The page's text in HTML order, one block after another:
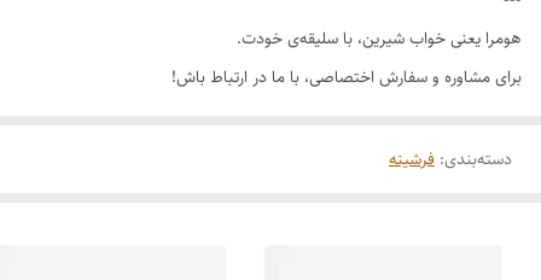
هومرا یعنی خواب شیرین، با سلیقه‌ی خودت.
برای مشاوره و سفارش اختصاصی، با ما در ارتباط باش!
دسته‌بندی: فرشینه